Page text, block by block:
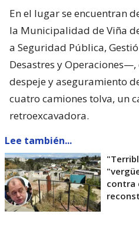
En el lugar se encuentran
la Municipalidad de Viña
a Seguridad Pública,
Desastres y
despeje y aseguramiento
cuatro camiones tolva, un
retroexcavadora.
Lee también...
contra